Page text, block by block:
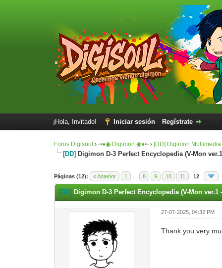
¡Hola, Invitado! Iniciar sesión Regístrate
Foros Digisoul ›◦•●◉ Digimon ◉●•◦ › [DD] Digimon Multimedia
[DD] Digimon D-3 Perfect Encyclopedia (V-Mon
Páginas (12): « Anterior 1 8 9 10 11 12
0 voto(s) - 0 Media
1
2
3
4
5
[DD] Digimon D-3 Perfect Encyclopedia (V-Mon ver.1
27-07-2025, 04:32 PM
Thank you very